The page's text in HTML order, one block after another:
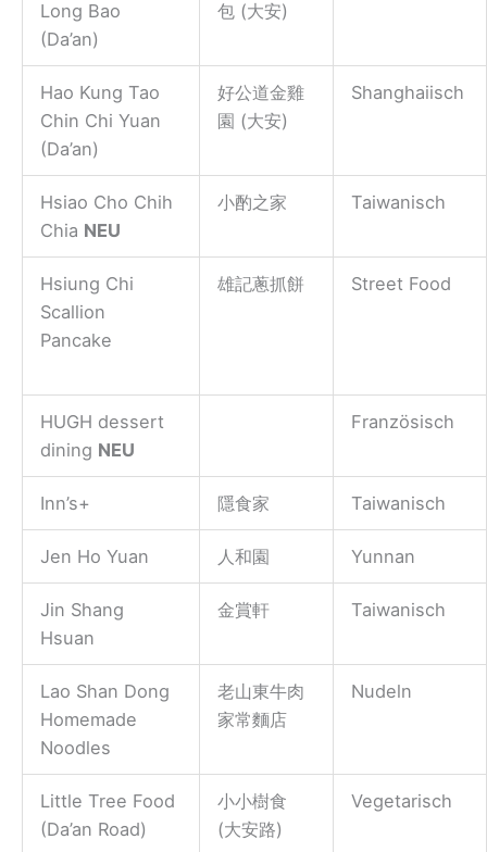
Long Bao
(Da’an)
包 (大安)
Hao Kung Tao
Chin Chi Yuan
(Da’an)
好公道金雞
園 (大安)
Shanghaiisch
Hsiao Cho Chih
Chia NEU
小酌之家 Taiwanisch
Hsiung Chi
Scallion
Pancake
雄記蔥抓餅 Street Food
HUGH dessert
dining NEU
Französisch
Inn’s+ 隱食家 Taiwanisch
Jen Ho Yuan 人和園 Yunnan
Jin Shang
Hsuan
金賞軒 Taiwanisch
Lao Shan Dong
Homemade
Noodles
老山東牛肉
家常麵店
Nudeln
Little Tree Food
(Da’an Road)
小小樹食
(大安路)
Vegetarisch